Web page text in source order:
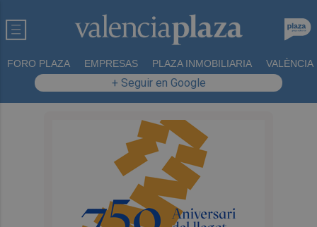
FORO PLAZA EMPRESAS PLAZA INMOBILIARIA VALÈNCIA
+ Seguir en Google